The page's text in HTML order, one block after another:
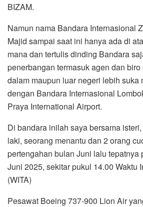
BIZAM.
Namun nama Bandara Internasional
Majid sampai saat ini hanya ada di
mana dan tertulis dinding Bandara
penerbangan termasuk agen dan
dalam maupun luar negeri lebih suka
dengan Bandara Internasional
Praya International Airport.
Di bandara inilah saya bersama
laki, seorang menantu dan 2 orang
pertengahan bulan Juni lalu tepatnya
Juni 2025, sekitar pukul 14.00 Waktu
(WITA)
Pesawat Boeing 737-900 Lion Air